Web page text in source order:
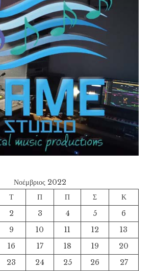
Νοέμβριος 2022
Τ Π Π Σ
Κ
2 3 4 5
6
9 10 11 12
13
16 17 18 19
20
23 24 25 26
27